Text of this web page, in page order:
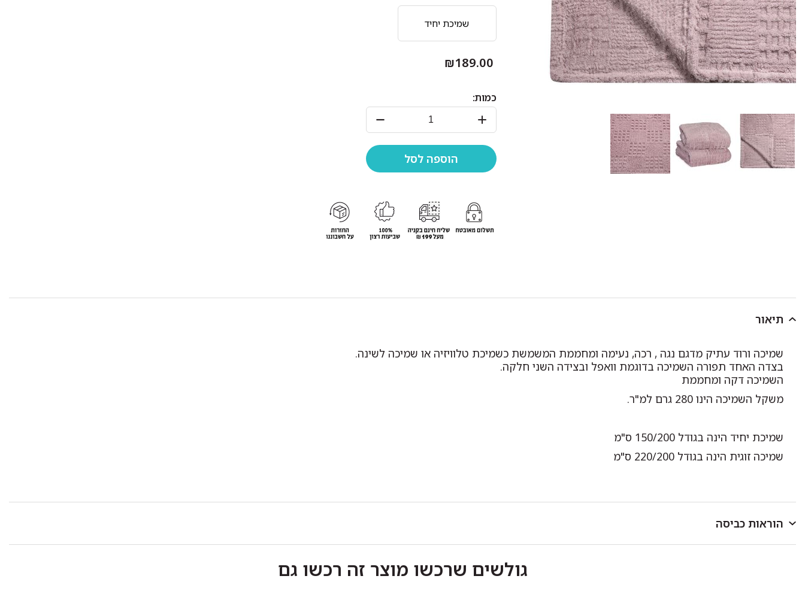
שמיכת יחיד
₪189.00
כמות:
תיאור
שמיכה ורוד עתיק מדגם נגה , רכה, נעימה ומחממת המשמשת כשמיכת טלוויזיה או שמיכה לשינה.
בצדה האחד תפורה השמיכה בדוגמת וואפל ובצידה השני חלקה.
השמיכה דקה ומחממת
משקל השמיכה הינו 280 גרם למ"ר.
שמיכת יחיד הינה בגודל 150/200 ס"מ
שמיכה זוגית הינה בגודל 220/200 ס"מ
הוראות כביסה
גולשים שרכשו מוצר זה רכשו גם